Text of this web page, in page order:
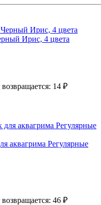
Ирис, 4 цвета
возвращается: 14 ₽
аквагрима Регулярные
возвращается: 46 ₽